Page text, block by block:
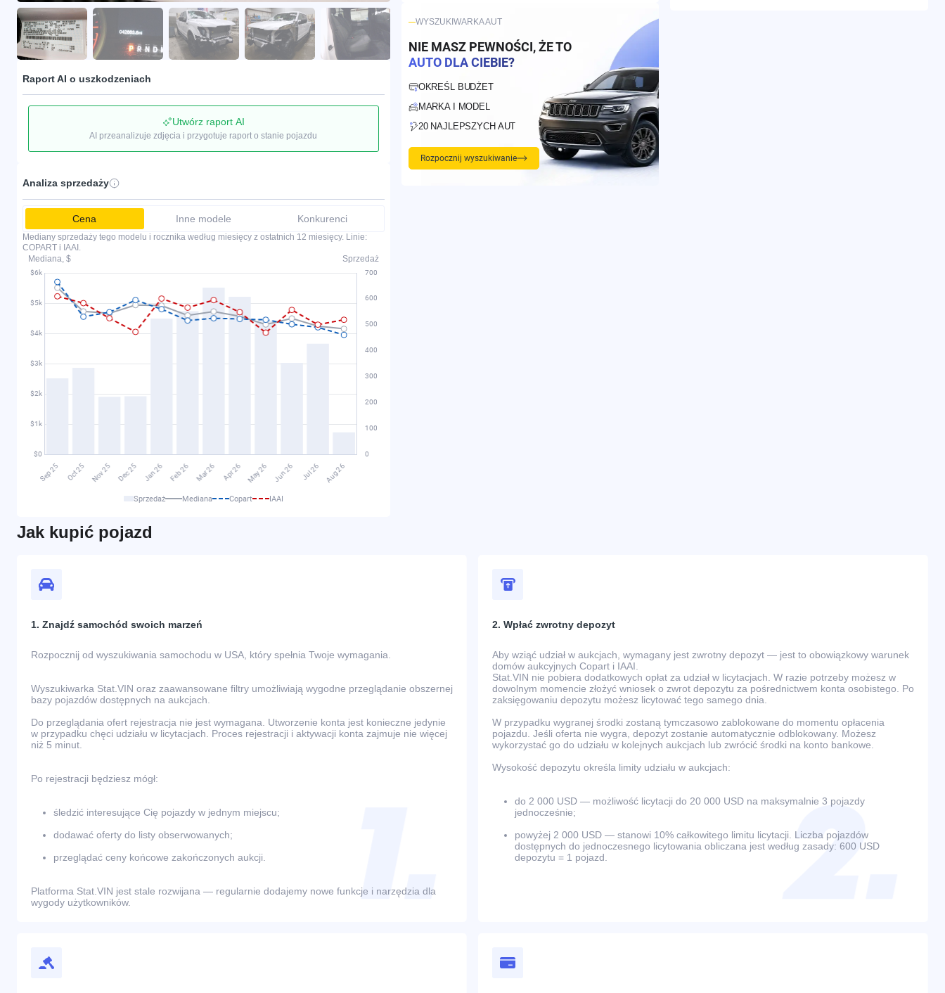
Raport AI o uszkodzeniach
Utwórz raport AI
AI przeanalizuje zdjęcia i przygotuje raport o stanie pojazdu
Analiza sprzedaży
Cena Inne modele Konkurenci
Mediany sprzedaży tego modelu i rocznika według miesięcy z ostatnich 12 miesięcy. Linie:
COPART i IAAI.
Mediana, $
Sprzedaż
Sprzedaż Mediana Copart IAAI
WYSZUKIWARKA AUT
NIE MASZ PEWNOŚCI, ŻE TO
AUTO DLA CIEBIE?
OKREŚL BUDŻET
MARKA I MODEL
20 NAJLEPSZYCH AUT
Rozpocznij wyszukiwanie
Jak kupić pojazd
1. Znajdź samochód swoich marzeń
Rozpocznij od wyszukiwania samochodu w USA, który spełnia Twoje wymagania.
Wyszukiwarka Stat.VIN oraz zaawansowane filtry umożliwiają wygodne przeglądanie obszernej
bazy pojazdów dostępnych na aukcjach.
Do przeglądania ofert rejestracja nie jest wymagana. Utworzenie konta jest konieczne jedynie
w przypadku chęci udziału w licytacjach. Proces rejestracji i aktywacji konta zajmuje nie więcej
niż 5 minut.
Po rejestracji będziesz mógł:
śledzić interesujące Cię pojazdy w jednym miejscu;
dodawać oferty do listy obserwowanych;
przeglądać ceny końcowe zakończonych aukcji.
Platforma Stat.VIN jest stale rozwijana — regularnie dodajemy nowe funkcje i narzędzia dla
wygody użytkowników.
2. Wpłać zwrotny depozyt
Aby wziąć udział w aukcjach, wymagany jest zwrotny depozyt — jest to obowiązkowy warunek
domów aukcyjnych Copart i IAAI.
Stat.VIN nie pobiera dodatkowych opłat za udział w licytacjach. W razie potrzeby możesz w
dowolnym momencie złożyć wniosek o zwrot depozytu za pośrednictwem konta osobistego. Po
zaksięgowaniu depozytu możesz licytować tego samego dnia.
W przypadku wygranej środki zostaną tymczasowo zablokowane do momentu opłacenia
pojazdu. Jeśli oferta nie wygra, depozyt zostanie automatycznie odblokowany. Możesz
wykorzystać go do udziału w kolejnych aukcjach lub zwrócić środki na konto bankowe.
Wysokość depozytu określa limity udziału w aukcjach:
do 2 000 USD — możliwość licytacji do 20 000 USD na maksymalnie 3 pojazdy
jednocześnie;
powyżej 2 000 USD — stanowi 10% całkowitego limitu licytacji. Liczba pojazdów
dostępnych do jednoczesnego licytowania obliczana jest według zasady: 600 USD
depozytu = 1 pojazd.